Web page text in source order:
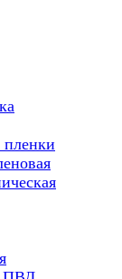
пленки